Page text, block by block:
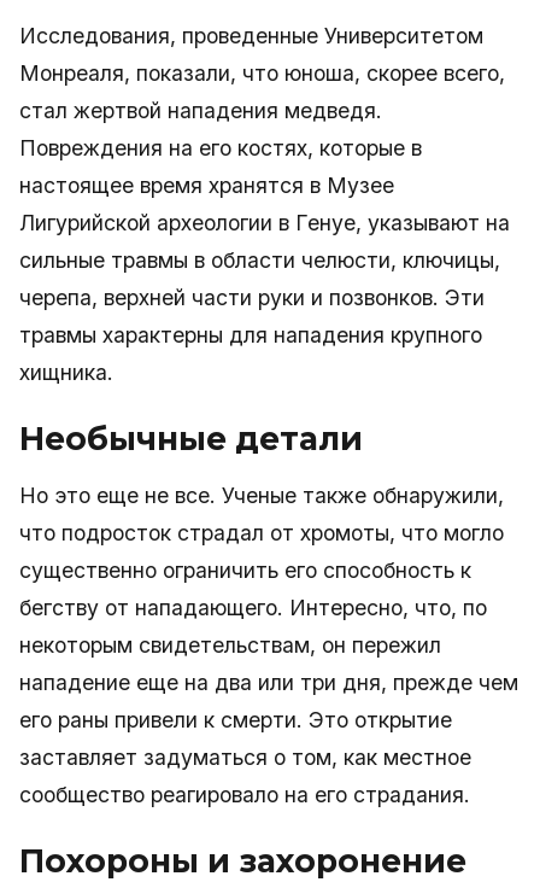
Исследования, проведенные Университетом
Монреаля, показали, что юноша, скорее всего,
стал жертвой нападения медведя.
Повреждения на его костях, которые в
настоящее время хранятся в Музее
Лигурийской археологии в Генуе, указывают на
сильные травмы в области челюсти, ключицы,
черепа, верхней части руки и позвонков. Эти
травмы характерны для нападения крупного
хищника.
Необычные детали
Но это еще не все. Ученые также обнаружили,
что подросток страдал от хромоты, что могло
существенно ограничить его способность к
бегству от нападающего. Интересно, что, по
некоторым свидетельствам, он пережил
нападение еще на два или три дня, прежде чем
его раны привели к смерти. Это открытие
заставляет задуматься о том, как местное
сообщество реагировало на его страдания.
Похороны и захоронение